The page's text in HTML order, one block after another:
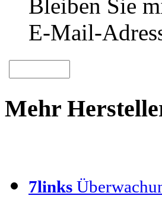
Bleiben Sie
E-Mail-
Mehr
7links